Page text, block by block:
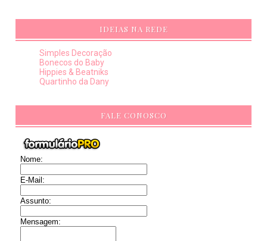
IDEIAS NA REDE
Simples Decoração
Bonecos do Baby
Hippies & Beatniks
Quartinho da Dany
FALE CONOSCO
Nome:
E-Mail:
Assunto:
Mensagem: